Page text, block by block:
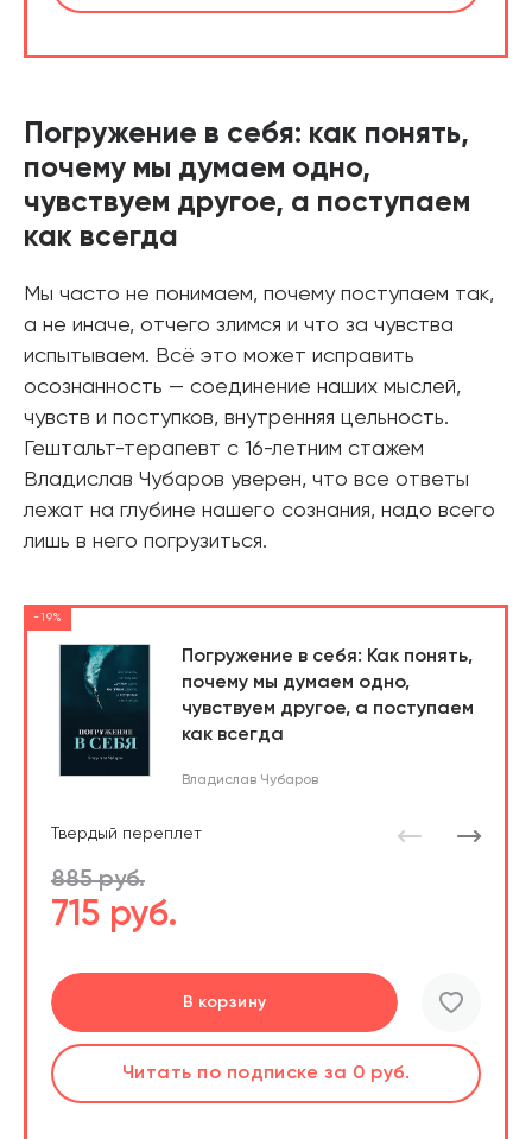
Погружение в себя: как понять,
почему мы думаем одно,
чувствуем другое, а поступаем
как всегда
Мы часто не понимаем, почему поступаем так,
а не иначе, отчего злимся и что за чувства
испытываем. Всё это может исправить
осознанность — соединение наших мыслей,
чувств и поступков, внутренняя цельность.
Гештальт-терапевт с 16-летним стажем
Владислав Чубаров уверен, что все ответы
лежат на глубине нашего сознания, надо всего
лишь в него погрузиться.
-19%
Погружение в себя: Как понять,
почему мы думаем одно,
чувствуем другое, а поступаем
как всегда
Владислав Чубаров
Твердый переплет
885 руб.
715 руб.
В корзину
В корзине
Читать по подписке за 0 руб.
Перейти
Читать по подписке за 0 руб.
Перейти
Слушатьпо подпискеза 0 руб.